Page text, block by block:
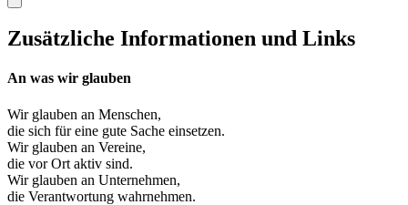
Zusätzliche Informationen und Links
An was wir glauben
Wir glauben an Menschen,
die sich für eine gute Sache einsetzen.
Wir glauben an Vereine,
die vor Ort aktiv sind.
Wir glauben an Unternehmen,
die Verantwortung wahrnehmen.